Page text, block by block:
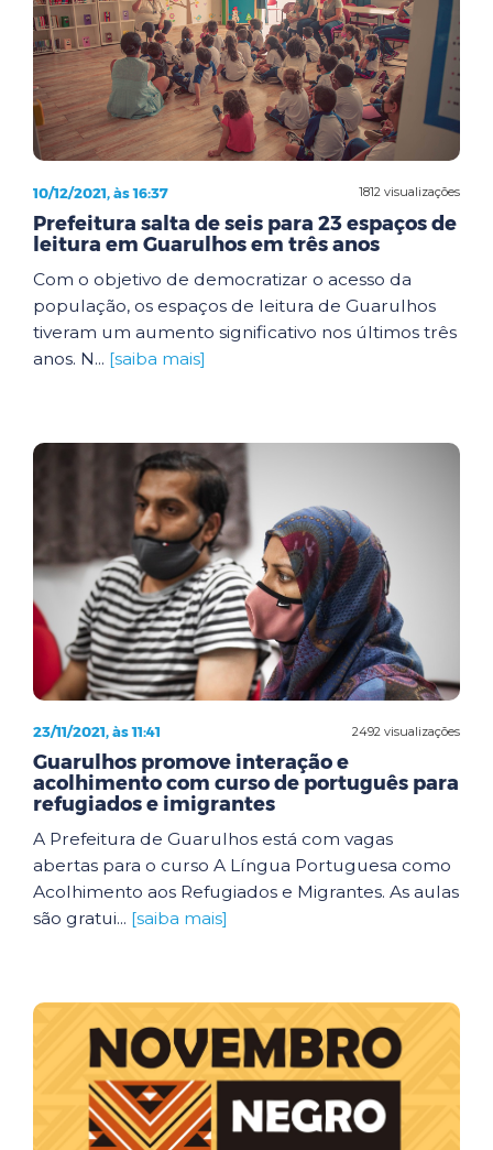
1812 visualizações
10/12/2021, às 16:37
Prefeitura salta de seis para 23 espaços de
leitura em Guarulhos em três anos
Com o objetivo de democratizar o acesso da
população, os espaços de leitura de Guarulhos
tiveram um aumento significativo nos últimos três
anos. N... [saiba mais]
2492 visualizações
23/11/2021, às 11:41
Guarulhos promove interação e
acolhimento com curso de português para
refugiados e imigrantes
A Prefeitura de Guarulhos está com vagas
abertas para o curso A Língua Portuguesa como
Acolhimento aos Refugiados e Migrantes. As aulas
são gratui... [saiba mais]